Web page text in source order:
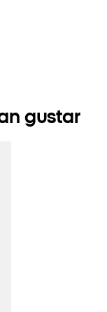
gustar